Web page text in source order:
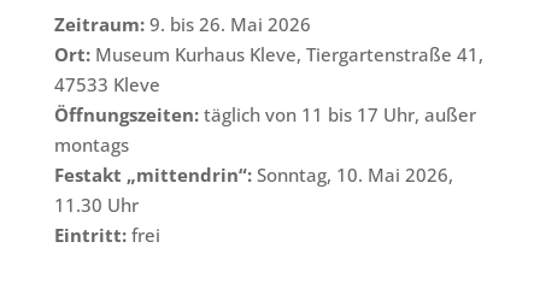
Zeitraum:9. bis 26. Mai 2026
Ort:Museum Kurhaus Kleve, Tiergartenstraße 41,
47533 Kleve
Öffnungszeiten:täglich von 11 bis 17 Uhr, außer
montags
Festakt „mittendrin“:Sonntag, 10. Mai 2026,
11.30 Uhr
Eintritt:frei